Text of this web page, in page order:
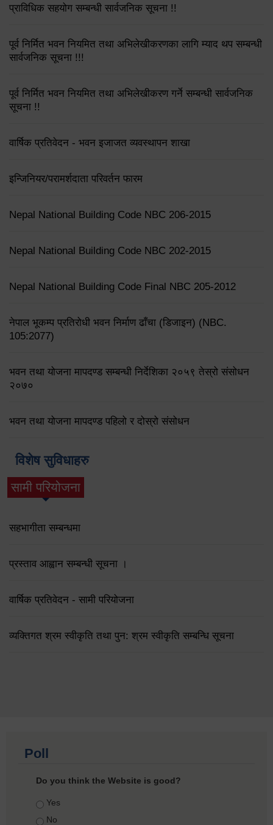
प्राविधिक सहयोग सम्बन्धी सार्वजनिक सूचना !!
पूर्व निर्मित भवन नियमित तथा अभिलेखीकरणका लागि म्याद थप सम्बन्धी
सार्वजनिक सूचना !!!
पूर्व निर्मित भवन नियमित तथा अभिलेखीकरण गर्ने सम्बन्धी सार्वजनिक
सूचना !!
वार्षिक प्रतिवेदन - भवन इजाजत व्यवस्थापन शाखा
इन्जिनियर/परामर्शदाता परिवर्तन फारम
Nepal National Building Code NBC 206-2015
Nepal National Building Code NBC 202-2015
Nepal National Building Code Final NBC 205-2012
नेपाल भूकम्प प्रतिरोधी भवन निर्माण ढाँचा (डिजाइन) (NBC.
105:2077)
भवन तथा योजना मापदण्ड सम्बन्धी निर्देशिका २०५९ तेस्रो संसोधन
२०७०
भवन तथा योजना मापदण्ड पहिलो र दोस्रो संसोधन
विशेष सुविधाहरु
सामी परियोजना
(active tab)
सहभागीता सम्बन्धमा
प्रस्ताव आह्वान सम्बन्धी सूचना ।
वार्षिक प्रतिवेदन - सामी परियोजना
व्यक्तिगत श्रम स्वीकृति तथा पुन: श्रम स्वीकृति सम्बन्धि सूचना
Poll
Do you think the Website is good?
Choices
Yes
No